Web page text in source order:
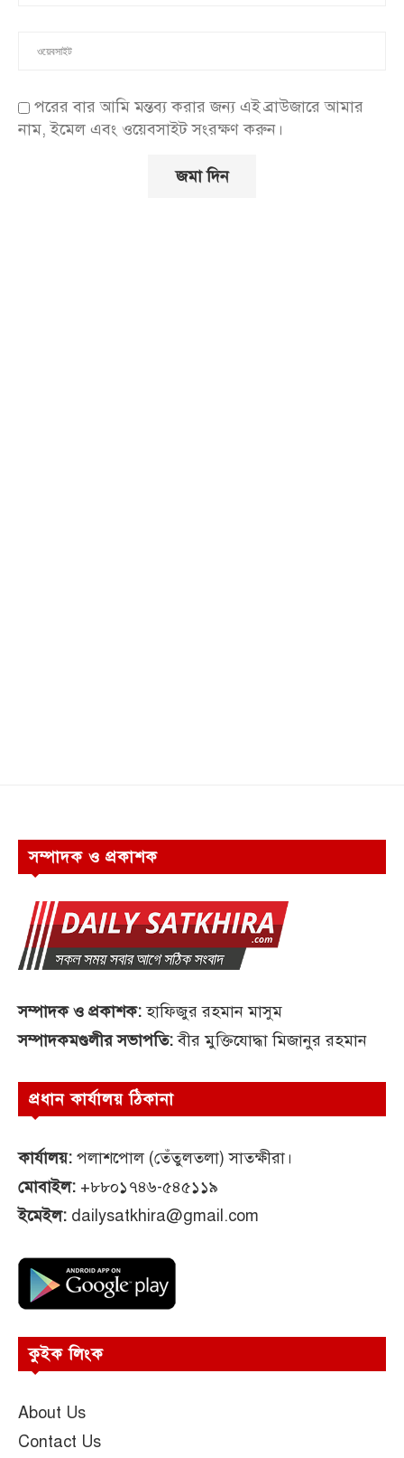
পরের বার আমি মন্তব্য করার জন্য এই ব্রাউজারে আমার
নাম, ইমেল এবং ওয়েবসাইট সংরক্ষণ করুন।
সম্পাদক ও প্রকাশক
সম্পাদক ও প্রকাশক:হাফিজুর রহমান মাসুম
সম্পাদকমণ্ডলীর সভাপতি:বীর মুক্তিযোদ্ধা মিজানুর রহমান
প্রধান কার্যালয় ঠিকানা
কার্যালয়: পলাশপোল (তেঁতুলতলা) সাতক্ষীরা।
মোবাইল: +৮৮০১৭৪৬-৫৪৫১১৯
ইমেইল: dailysatkhira@gmail.com
কুইক লিংক
About Us
Contact Us